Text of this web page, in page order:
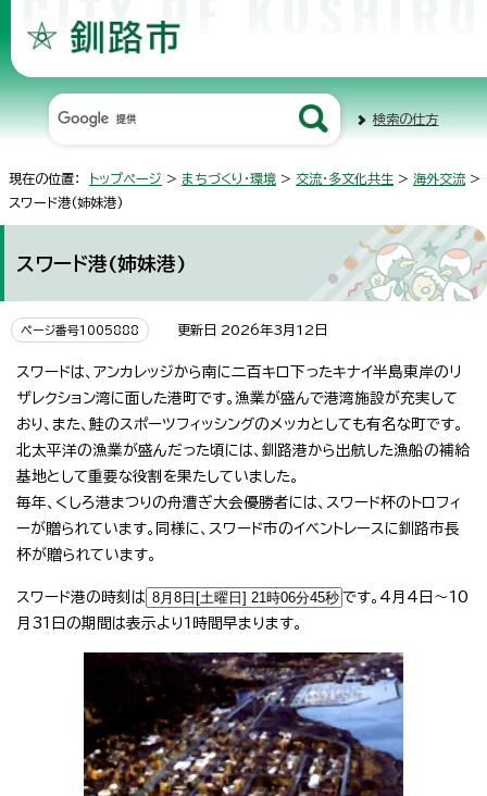
検索の仕方
現在の位置： トップページ > まちづくり・環境 > 交流・多文化共生 > 海外交流 >
スワード港(姉妹港)
スワード港(姉妹港)
ページ番号1005888 更新日 2026年3月12日
スワードは、アンカレッジから南に二百キロ下ったキナイ半島東岸のリ
ザレクション湾に面した港町です。漁業が盛んで港湾施設が充実して
おり、また、鮭のスポーツフィッシングのメッカとしても有名な町です。
北太平洋の漁業が盛んだった頃には、釧路港から出航した漁船の補給
基地として重要な役割を果たしていました。
毎年、くしろ港まつりの舟漕ぎ大会優勝者には、スワード杯のトロフィ
ーが贈られています。同様に、スワード市のイベントレースに釧路市長
杯が贈られています。
スワード港の時刻は
です。4月4日～10
月31日の期間は表示より1時間早まります。